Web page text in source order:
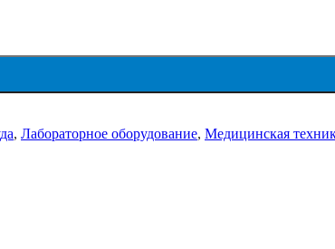
стеклянный (3 л)
, Лабораторное оборудование, Медицинская